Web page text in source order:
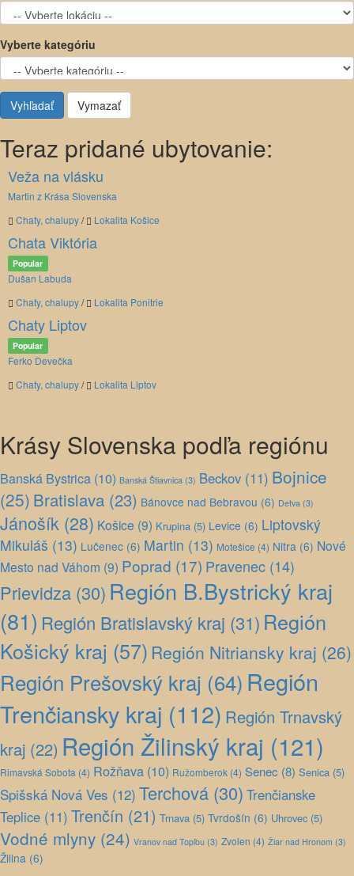
Vyberte kategóriu
Vyhľadať Vymazať
Teraz pridané ubytovanie:
Veža na vlásku
Martin z Krása Slovenska
Chaty, chalupy/ Lokalita Košice
Chata Viktória
Popular
Dušan Labuda
Chaty, chalupy/ Lokalita Ponitrie
Chaty Liptov
Popular
Ferko Devečka
Chaty, chalupy/ Lokalita Liptov
Krásy Slovenska podľa regiónu
Banská Bystrica (10) Banská Štiavnica (3) Beckov (11) Bojnice
(25) Bratislava (23) Bánovce nad Bebravou (6) Detva (3)
Jánošík (28) Košice (9) Krupina (5) Levice (6) Liptovský
Mikuláš (13) Lučenec (6) Martin (13) Motešice (4) Nitra (6) Nové
Mesto nad Váhom (9) Poprad (17) Pravenec (14)
Prievidza (30) Región B.Bystrický kraj
(81) Región Bratislavský kraj (31) Región
Košický kraj (57) Región Nitriansky kraj (26)
Región Prešovský kraj (64) Región
Trenčiansky kraj (112) Región Trnavský
kraj (22) Región Žilinský kraj (121)
Rimavská Sobota (4) Rožňava (10) Ružomberok (4) Senec (8) Senica (5)
Spišská Nová Ves (12) Terchová (30) Trenčianske
Teplice (11) Trenčín (21) Trnava (5) Tvrdošín (6) Uhrovec (5)
Vodné mlyny (24) Vranov nad Topľou (3) Zvolen (4) Žiar nad Hronom (3)
Žilina (6)